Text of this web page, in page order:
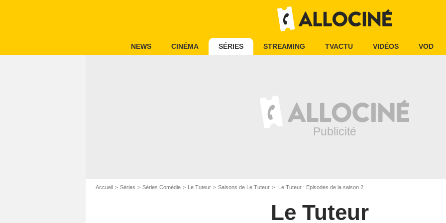
NEWS CINÉMA SÉRIES STREAMING TVACTU VIDÉOS VOD
Accueil Séries Séries Comédie Le Tuteur Saisons de Le Tuteur Le Tuteur : Episodes de la saison 2
Le Tuteur